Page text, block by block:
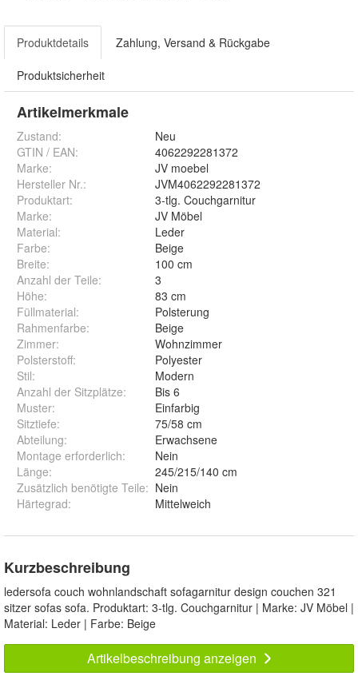
Produktdetails Zahlung, Versand & Rückgabe
Produktsicherheit
Artikelmerkmale
Zustand:
Neu
GTIN / EAN:
4062292281372
Marke:
JV moebel
Hersteller Nr.:
JVM4062292281372
Produktart:
3-tlg. Couchgarnitur
Marke:
JV Möbel
Material:
Leder
Farbe:
Beige
Breite:
100 cm
Anzahl der Teile:
3
Höhe:
83 cm
Füllmaterial:
Polsterung
Rahmenfarbe:
Beige
Zimmer:
Wohnzimmer
Polsterstoff:
Polyester
Stil:
Modern
Anzahl der Sitzplätze:
Bis 6
Muster:
Einfarbig
Sitztiefe:
75/58 cm
Abteilung:
Erwachsene
Montage erforderlich:
Nein
Länge:
245/215/140 cm
Zusätzlich benötigte Teile: Nein
Härtegrad: Mittelweich
Kurzbeschreibung
ledersofa couch wohnlandschaft sofagarnitur design couchen 321
sitzer sofas sofa. Produktart: 3-tlg. Couchgarnitur | Marke: JV Möbel |
Material: Leder | Farbe: Beige
Artikelbeschreibung anzeigen